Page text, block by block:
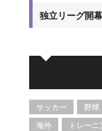
独立リーグ開
サッカー 野球
海外 トレーニ